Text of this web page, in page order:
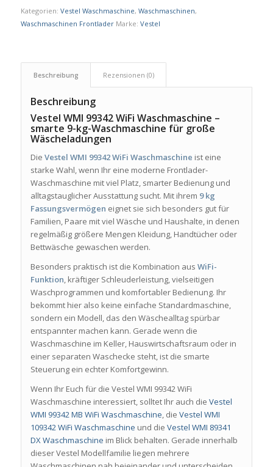
Kategorien: Vestel Waschmaschine, Waschmaschinen,
Waschmaschinen Frontlader Marke: Vestel
Beschreibung Rezensionen (0)
Beschreibung
Vestel WMI 99342 WiFi Waschmaschine –
smarte 9-kg-Waschmaschine für große
Wäscheladungen
Die Vestel WMI 99342 WiFi Waschmaschine ist eine
starke Wahl, wenn Ihr eine moderne Frontlader-
Waschmaschine mit viel Platz, smarter Bedienung und
alltagstauglicher Ausstattung sucht. Mit ihrem 9 kg
Fassungsvermögen eignet sie sich besonders gut für
Familien, Paare mit viel Wäsche und Haushalte, in denen
regelmäßig größere Mengen Kleidung, Handtücher oder
Bettwäsche gewaschen werden.
Besonders praktisch ist die Kombination aus WiFi-
Funktion, kräftiger Schleuderleistung, vielseitigen
Waschprogrammen und komfortabler Bedienung. Ihr
bekommt hier also keine einfache Standardmaschine,
sondern ein Modell, das den Wäschealltag spürbar
entspannter machen kann. Gerade wenn die
Waschmaschine im Keller, Hauswirtschaftsraum oder in
einer separaten Waschecke steht, ist die smarte
Steuerung ein echter Komfortgewinn.
Wenn Ihr Euch für die Vestel WMI 99342 WiFi
Waschmaschine interessiert, solltet Ihr auch die Vestel
WMI 99342 MB WiFi Waschmaschine, die Vestel WMI
109342 WiFi Waschmaschine und die Vestel WMI 89341
DX Waschmaschine im Blick behalten. Gerade innerhalb
dieser Vestel Modellfamilie liegen mehrere